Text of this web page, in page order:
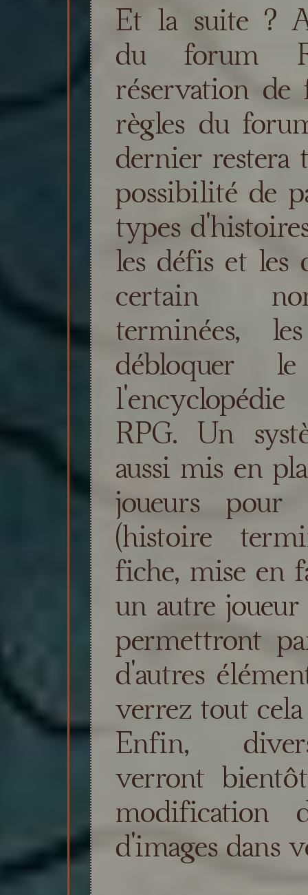
Et la suite ?
du forum
réservation
règles du
dernier
possibilité de
types
les défis et les
certain
terminées,
débloquer
RPG. Un
aussi mis en
joueurs pour
(histoire
fiche, mise en
un autre
permettront
d'autres
verrez tout
Enfin,
verront
modification
d'images dans